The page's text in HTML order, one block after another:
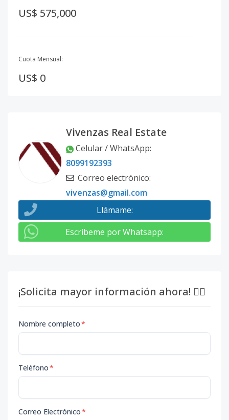
US$ 575,000
Cuota Mensual:
US$ 0
Vivenzas Real Estate
Celular / WhatsApp:
8099192393
Correo electrónico:
vivenzas@gmail.com
Llámame:
Escribeme por Whatsapp:
¡Solicita mayor información ahora! 👇🏽
Nombre completo*
Teléfono*
Correo Electrónico*